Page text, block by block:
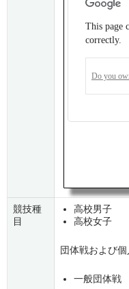
This page
correctly.
Do you
競技種
目
高校男子
高校女子
団体戦および
一般団体戦